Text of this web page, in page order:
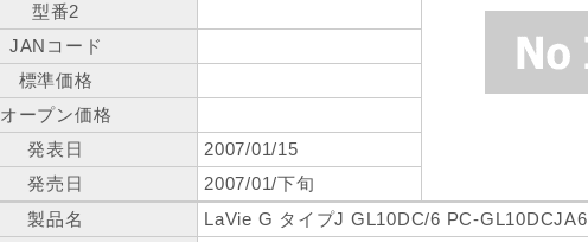
型番2
JANコード
標準価格
オープン価格
発表日
2007/01/15
発売日
2007/01/下旬
製品名
LaVie G タイプJ GL10DC/6 PC-GL10DCJA6